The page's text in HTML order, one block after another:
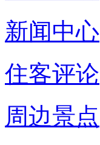
新闻中心
住客评论
周边景点